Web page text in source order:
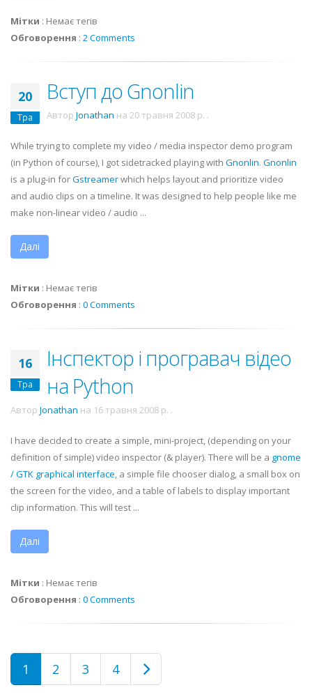
Мітки : Немає тегів
Обговорення : 2 Comments
20
Тра
Вступ до Gnonlin
Автор Jonathan на 20 травня 2008 р. .
While trying to complete my video / media inspector demo program
(in Python of course), I got sidetracked playing with Gnonlin. Gnonlin
is a plug-in forGstreamerwhich helps layout and prioritize video
and audio clips on a timeline. It was designed to help people like me
make non-linear video / audio ...
Далі
Мітки : Немає тегів
Обговорення : 0 Comments
16
Тра
Інспектор і програвач відео
на Python
Автор Jonathan на 16 травня 2008 р. .
I have decided to create a simple, mini-project, (depending on your
definition of simple) video inspector (& player). There will be a gnome
/GTK graphical interface, a simple file chooser dialog, a small box on
the screen for the video, and a table of labels to display important
clip information. This will test ...
Далі
Мітки : Немає тегів
Обговорення : 0 Comments
1 2 3 4